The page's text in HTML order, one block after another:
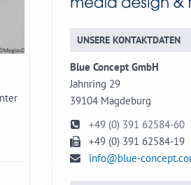
UNSERE KONTAKTDATEN
Blue Concept GmbH
Jahnring 29
39104 Magdeburg
+49 (0) 391 62584-60
+49 (0) 391 62584-19
info@blue-